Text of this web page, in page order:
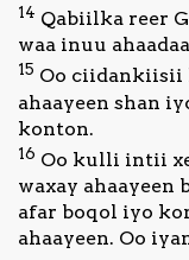
14 Qabiilka reer
waa inuu
15 Oo ciidankiisii
ahaayeen shan
konton.
16 Oo kulli intii
waxay
afar boqol iyo
ahaayeen. Oo